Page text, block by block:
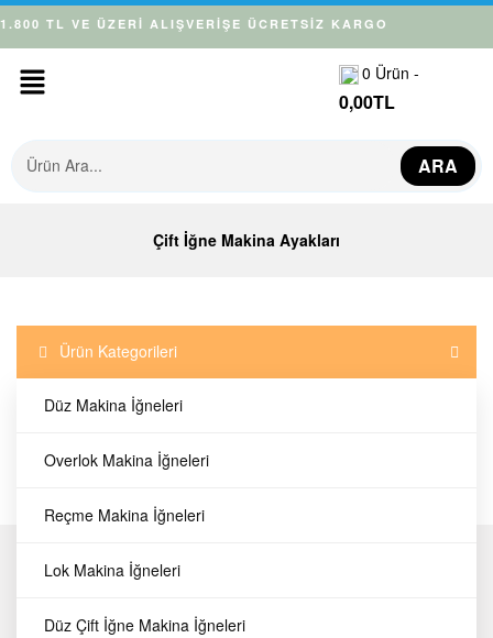
1.800 TL VE ÜZERİ ALIŞVERİŞE ÜCRETSİZ KARGO
0 Ürün -
0,00TL
ARA
Çift İğne Makina Ayakları
Ürün Kategorileri
Düz Makina İğneleri
Overlok Makina İğneleri
Reçme Makina İğneleri
Lok Makina İğneleri
Düz Çift İğne Makina İğneleri
Hakkımızda
Favorilerim